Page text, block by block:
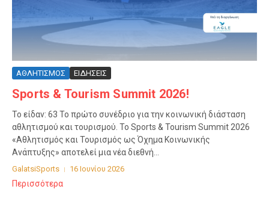
ΑΘΛΗΤΙΣΜΟΣ ΕΙΔΗΣΕΙΣ
Sports & Tourism Summit 2026!
Το είδαν: 63 Το πρώτο συνέδριο για την κοινωνική διάσταση
αθλητισμού και τουρισμού. Το Sports & Tourism Summit 2026
«Αθλητισμός και Τουρισμός ως Όχημα Κοινωνικής
Ανάπτυξης» αποτελεί μια νέα διεθνή...
GalatsiSports 16 Ιουνίου 2026
Περισσότερα